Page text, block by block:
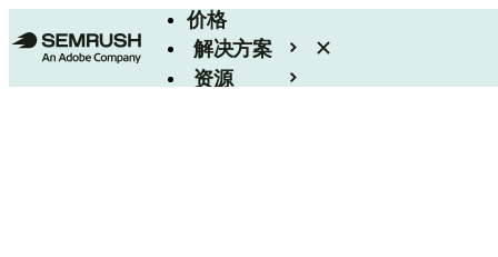
价格
解决方案
资源